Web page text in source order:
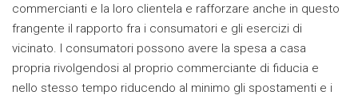
commercianti e la loro clientela e rafforzare anche in questo
frangente il rapporto fra i consumatori e gli esercizi di
vicinato. I consumatori possono avere la spesa a casa
propria rivolgendosi al proprio commerciante di fiducia e
nello stesso tempo riducendo al minimo gli spostamenti e i